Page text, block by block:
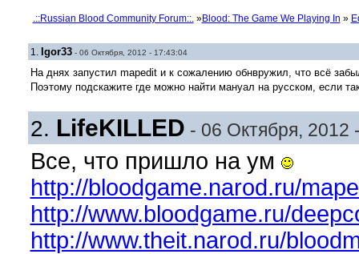
.::Russian Blood Community Forum::.»Blood: The Game We Playing In »
1. Igor33- 06 Октября, 2012 - 17:43:04
На днях запустил mapedit и к сожалению обнвружил, что всё
Поэтому подскажите где можно найти мануал на русском, если
2. LifeKILLED - 06 Октября, 2012
Все, что пришло на ум
http://bloodgame.narod.ru/
http://www.bloodgame.ru/
http://www.theit.narod.ru/